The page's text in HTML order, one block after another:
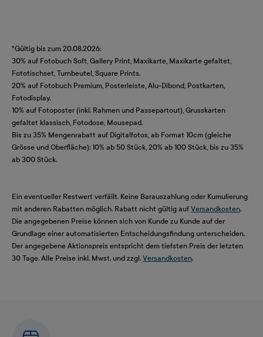
*Gültig bis zum 20.08.2026:
30% auf Fotobuch Soft, Gallery Print, Maxikarte, Maxikarte gefaltet,
Fototischset, Turnbeutel, Square Prints.
20% auf Fotobuch Premium, Posterleiste, Alu-Dibond, Postkarten,
Fotodisplay.
10% auf Fotoposter (inkl. Rahmen und Passepartout), Grusskarten
gefaltet klassisch, Fotodose, Mousepad.
Bis zu 35% Mengenrabatt auf Digitalfotos, ab Format 10cm (gleiche
Grösse und Oberfläche): 10% ab 50 Stück, 20% ab 100 Stück, bis zu 35%
ab 300 Stück.
Ein eventueller Restwert verfällt. Keine Barauszahlung oder Kumulierung
mit anderen Rabatten möglich. Rabatt nicht gültig auf Versandkosten.
Die angegebenen Preise können sich von Kunde zu Kunde auf der
Grundlage einer automatisierten Entscheidungsfindung unterscheiden.
Der angegebene Aktionspreis entspricht dem tiefsten Preis der letzten
30 Tage. Alle Preise inkl. Mwst. und zzgl. Versandkosten.